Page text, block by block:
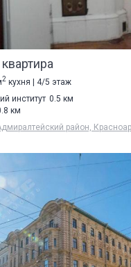
2 кухня | 4/5 этаж
институт 0.5 км
км
район,